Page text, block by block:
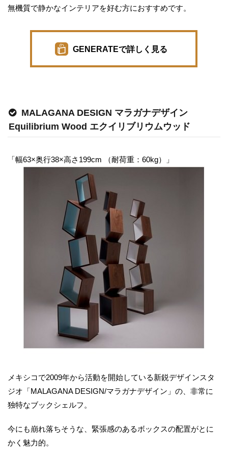
無機質で静かなインテリアを好む方におすすめです。
GENERATEで詳しく見る
MALAGANA DESIGN マラガナデザイン
Equilibrium Wood エクイリブリウムウッド
「幅63×奥行38×高さ199cm （耐荷重：60kg）」
メキシコで2009年から活動を開始している新鋭デザインスタ
ジオ「MALAGANA DESIGN/マラガナデザイン」の、非常に
独特なブックシェルフ。
今にも崩れ落ちそうな、緊張感のあるボックスの配置がとに
かく魅力的。